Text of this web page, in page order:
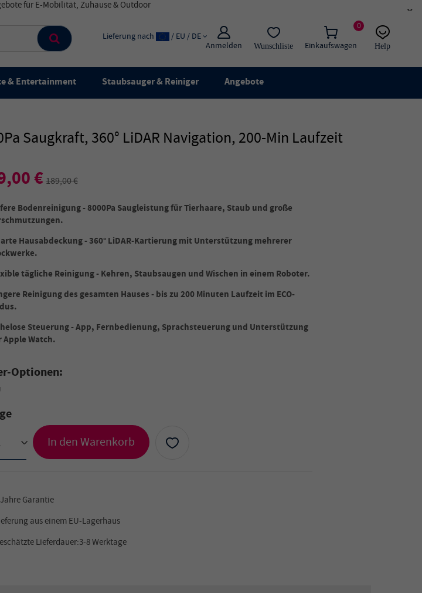
×
0
Einkaufswagen
Anmelden Wunschliste
Lieferung nach / EU / DE
Help
& Entertainment Staubsauger & Reiniger Angebote
Saugkraft, 360° LiDAR Navigation, 200-Min Laufzeit
€189,00 €
Bodenreinigung - 8000Pa Saugleistung für Tierhaare, Staub und große
Hausabdeckung - 360° LiDAR-Kartierung mit Unterstützung mehrerer
tägliche Reinigung - Kehren, Staubsaugen und Wischen in einem Roboter.
Reinigung des gesamten Hauses - bis zu 200 Minuten Laufzeit im ECO-
Steuerung - App, Fernbedienung, Sprachsteuerung und Unterstützung
Apple Watch.
Optionen:
> In den Warenkorb
Garantie
aus einem EU-Lagerhaus
Lieferdauer:3-8 Werktage